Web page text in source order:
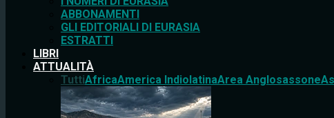
ABBONAMENTI
GLI EDITORIALI DI EURASIA
ESTRATTI
LIBRI
ATTUALITÀ
TuttiAfricaAmerica IndiolatinaArea Anglosassone